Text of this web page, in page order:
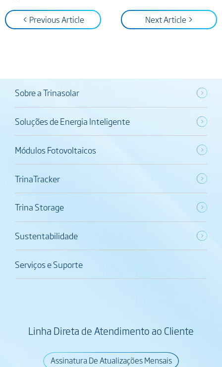
< Previous Article Next Article >
Sobre a Trinasolar
Soluções de Energia Inteligente
Módulos Fotovoltaicos
TrinaTracker
Trina Storage
Sustentabilidade
Serviços e Suporte
Linha Direta de Atendimento ao Cliente
Assinatura De Atualizações Mensais